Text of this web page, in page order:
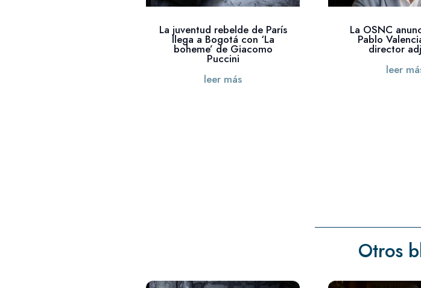
La juventud rebelde de París
llega a Bogotá con ‘La
boheme’ de Giacomo
Puccini
leer más
La OSNC
Pablo
director
leer
Otros